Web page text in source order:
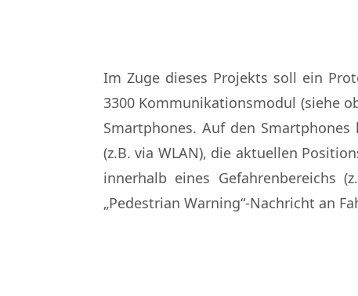
Im Zuge dieses Projekts soll ein
3300 Kommunikationsmodul (siehe
Smartphones. Auf den
(z.B. via WLAN), die aktuellen
innerhalb eines Gefahrenbereichs
„Pedestrian Warning“-Nachricht an